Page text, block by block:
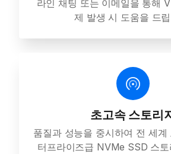
라인 채팅 또는 이메일을 통해
제 발생 시 도움을 드
초고속 스토리
품질과 성능을 중시하여 전 세계
터프라이즈급 NVMe SSD 스